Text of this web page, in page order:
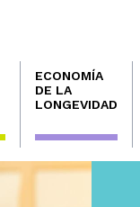
ECONOMÍA
DE LA
LONGEVIDAD